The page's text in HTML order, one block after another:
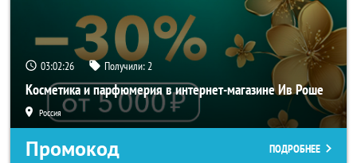
03:02:24 Получили:2
Косметика и парфюмерия в интернет-магазине Ив Роше
Россия
Промокод ПОДРОБНЕЕ